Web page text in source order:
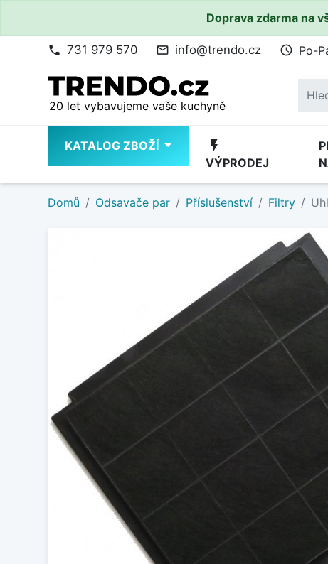
Doprava zdarma na
phone 731 979 570 mail_outline info@trendo.cz access_time Po-
20 let vybavujeme vaše kuchyně
KATALOG ZBOŽÍ flash_on
VÝPRODEJ
Domů Odsavače par Příslušenství Filtry